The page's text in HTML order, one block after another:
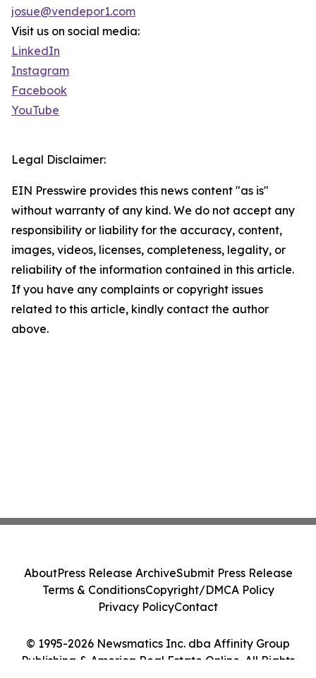
josue@vendepor1.com
Visit us on social media:
LinkedIn
Instagram
Facebook
YouTube
Legal Disclaimer:
EIN Presswire provides this news content "as is"
without warranty of any kind. We do not accept any
responsibility or liability for the accuracy, content,
images, videos, licenses, completeness, legality, or
reliability of the information contained in this article.
If you have any complaints or copyright issues
related to this article, kindly contact the author
above.
© 1995-2026 Newsmatics Inc. dba Affinity Group
Publishing & America Real Estate Online. All Rights
AboutPress Release ArchiveSubmit Press Release
Terms & ConditionsCopyright/DMCA Policy
Privacy PolicyContact